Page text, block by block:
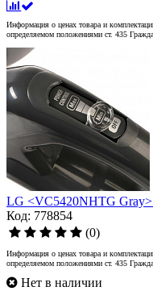
Информация о ценах товара и
определяемом положениями ст. 435
LG <VC5420NHTG
Код: 778854
(0)
Информация о ценах товара и
определяемом положениями ст. 435
Нет в наличии